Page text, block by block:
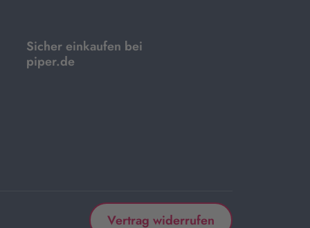
Sicher einkaufen bei
piper.de
Vertrag widerrufen